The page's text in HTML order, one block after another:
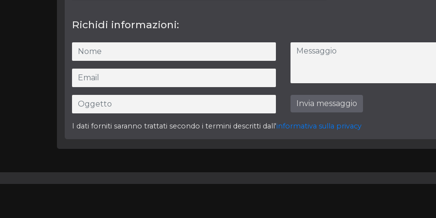
Richidi informazioni:
Invia messaggio
I dati forniti saranno trattati secondo i termini descritti dall'informativa sulla privacy